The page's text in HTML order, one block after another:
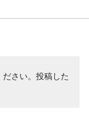
ださい。投稿した